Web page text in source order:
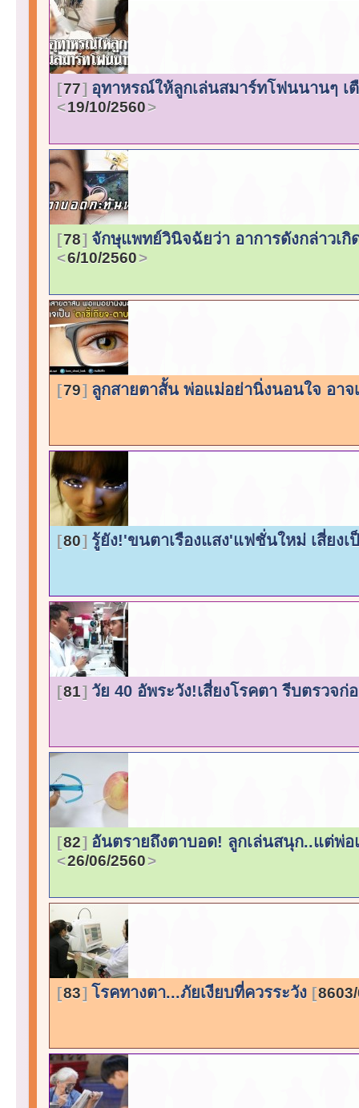
77 อุทาหรณ์ให้ลูกเล่นสมาร์ทโฟนนานๆ
19/10/2560
78 จักษุแพทย์วินิจฉัยว่า อาการดังกล่าวเ
6/10/2560
79 ลูกสายตาสั้น พ่อแม่อย่านิ่งนอนใจ อา
80 รู้ยัง!'ขนตาเรืองแสง'แฟชั่นใหม่ เสี่ยง
81 วัย 40 อัพระวัง!เสี่ยงโรคตา รีบตรวจ
82 อันตรายถึงตาบอด! ลูกเล่นสนุก..แต่พ่
26/06/2560
83 โรคทางตา...ภัยเงียบที่ควรระวัง